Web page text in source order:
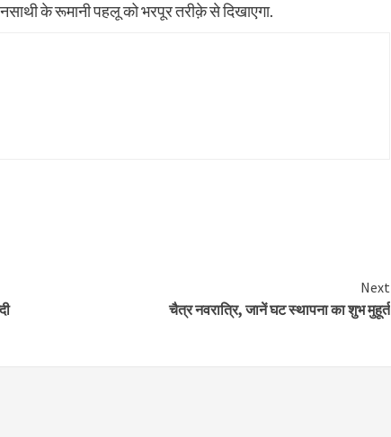
के रूमानी पहलू को भरपूर तरीक़े से दिखाएगा.
Next
चैत्र नवरात्रि, जानें घट स्थापना का शुभ मुहूर्त